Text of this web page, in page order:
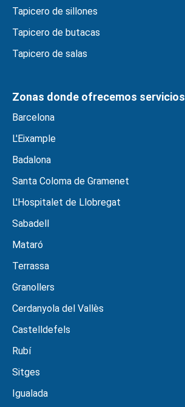
Tapicero de sillones
Tapicero de butacas
Tapicero de salas
Zonas donde ofrecemos servicios
Barcelona
L'Eixample
Badalona
Santa Coloma de Gramenet
L'Hospitalet de Llobregat
Sabadell
Mataró
Terrassa
Granollers
Cerdanyola del Vallès
Castelldefels
Rubí
Sitges
Igualada